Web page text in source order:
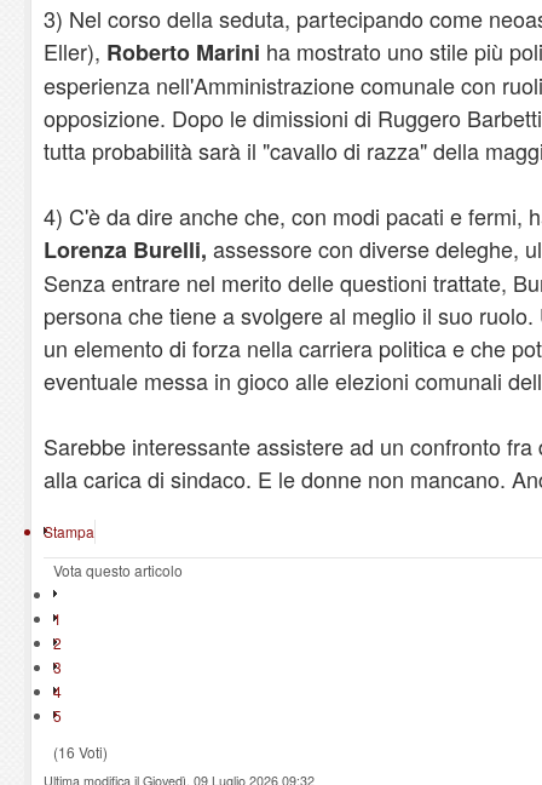
3) Nel corso della seduta, partecipando come
Eller), Roberto Marini ha mostrato uno stile più
esperienza nell'Amministrazione comunale con
opposizione. Dopo le dimissioni di Ruggero
tutta probabilità sarà il "cavallo di razza" della
4) C'è da dire anche che, con modi pacati e fermi,
Lorenza Burelli, assessore con diverse deleghe,
Senza entrare nel merito delle questioni trattate,
persona che tiene a svolgere al meglio il suo
un elemento di forza nella carriera politica e che
eventuale messa in gioco alle elezioni comunali
Sarebbe interessante assistere ad un confronto
alla carica di sindaco. E le donne non mancano.
Stampa
Vota questo articolo
1
2
3
4
5
(16 Voti)
Ultima modifica il Giovedì, 09 Luglio 2026 09:32